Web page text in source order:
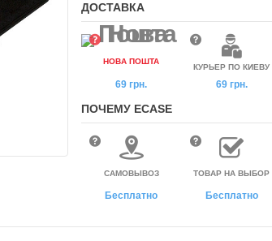
ДОСТАВКА
НОВА ПОШТА
69 грн.
КУРЬЕР ПО КИЕВУ
69 грн.
ПОЧЕМУ ECASE
САМОВЫВОЗ
Бесплатно
ТОВАР НА ВЫБОР
Бесплатно